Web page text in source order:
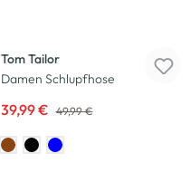
Tom Tailor
Damen Schlupfhose
39,99 € 49,99 €